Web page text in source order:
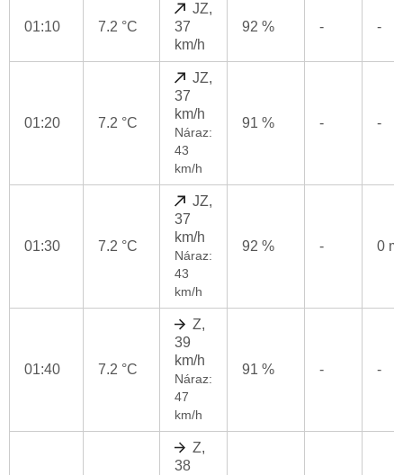
01:10 7.2 °C
JZ,
37
km/h
92 % - -
01:20 7.2 °C
JZ,
37
km/h
Náraz:
43
km/h
91 % - -
01:30 7.2 °C
JZ,
37
km/h
Náraz:
43
km/h
92 % - 0
01:40 7.2 °C
Z,
39
km/h
Náraz:
47
km/h
91 % - -
Z,
38